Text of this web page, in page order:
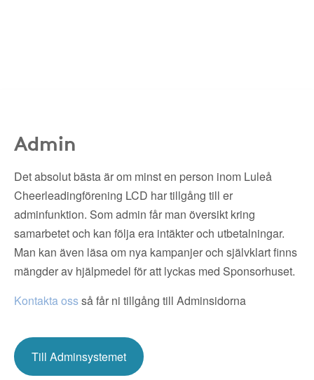
Admin
Det absolut bästa är om minst en person inom Luleå
Cheerleadingförening LCD har tillgång till er
adminfunktion. Som admin får man översikt kring
samarbetet och kan följa era intäkter och utbetalningar.
Man kan även läsa om nya kampanjer och självklart finns
mängder av hjälpmedel för att lyckas med Sponsorhuset.
Kontakta ossså får ni tillgång till Adminsidorna
Till Adminsystemet